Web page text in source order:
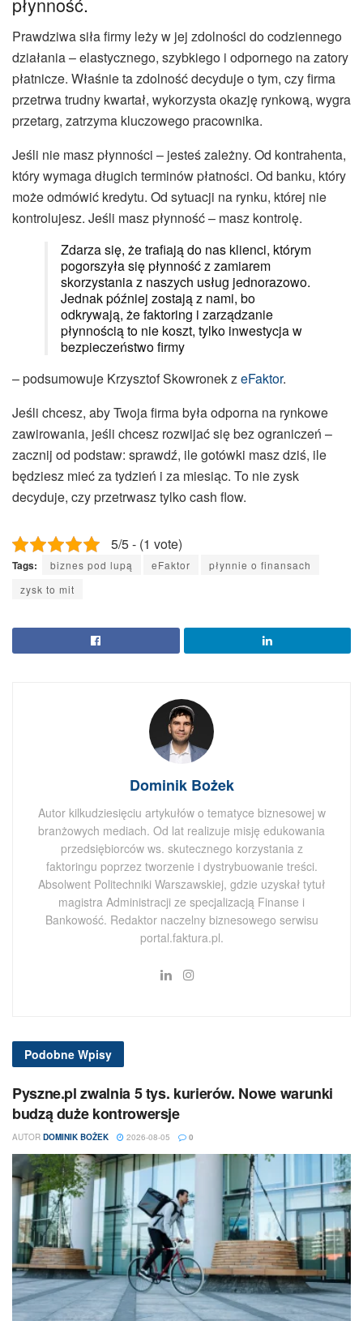
Prawdziwa siła firmy leży w jej zdolności do codziennego
działania – elastycznego, szybkiego i odpornego na zatory
płatnicze. Właśnie ta zdolność decyduje o tym, czy firma
przetrwa trudny kwartał, wykorzysta okazję rynkową, wygra
przetarg, zatrzyma kluczowego pracownika.
Jeśli nie masz płynności – jesteś zależny. Od kontrahenta,
który wymaga długich terminów płatności. Od banku, który
może odmówić kredytu. Od sytuacji na rynku, której nie
kontrolujesz. Jeśli masz płynność – masz kontrolę.
Zdarza się, że trafiają do nas klienci, którym
pogorszyła się płynność z zamiarem
skorzystania z naszych usług jednorazowo.
Jednak później zostają z nami, bo
odkrywają, że faktoring i zarządzanie
płynnością to nie koszt, tylko inwestycja w
bezpieczeństwo firmy
– podsumowuje Krzysztof Skowronek zeFaktor.
Jeśli chcesz, aby Twoja firma była odporna na rynkowe
zawirowania, jeśli chcesz rozwijać się bez ograniczeń –
zacznij od podstaw: sprawdź, ile gotówki masz dziś, ile
będziesz mieć za tydzień i za miesiąc. To nie zysk
decyduje, czy przetrwasz tylko cash flow.
5/5 - (1 vote)
Tags: biznes pod lupą eFaktor
płynnie o finansach
zysk to mit
Dominik Bożek
Autor kilkudziesięciu artykułów o tematyce biznesowej w
branżowych mediach. Od lat realizuje misję edukowania
przedsiębiorców ws. skutecznego korzystania z
faktoringu poprzez tworzenie i dystrybuowanie treści.
Absolwent Politechniki Warszawskiej, gdzie uzyskał tytuł
magistra Administracji ze specjalizacją Finanse i
Bankowość. Redaktor naczelny biznesowego serwisu
portal.faktura.pl.
Podobne Wpisy
Pyszne.pl zwalnia 5 tys. kurierów. Nowe warunki
budzą duże kontrowersje
AUTOR DOMINIK BOŻEK 2026-08-05 0